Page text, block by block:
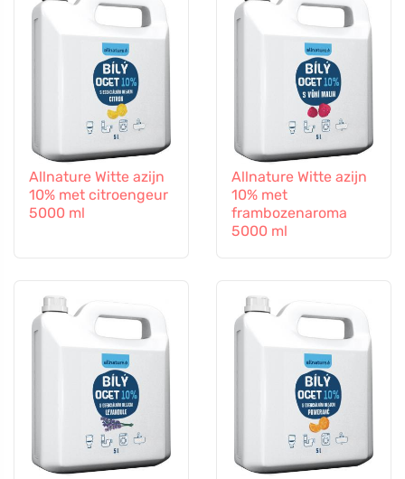
Allnature Witte azijn
10% met citroengeur
5000 ml
Allnature Witte azijn
10% met
frambozenaroma
5000 ml